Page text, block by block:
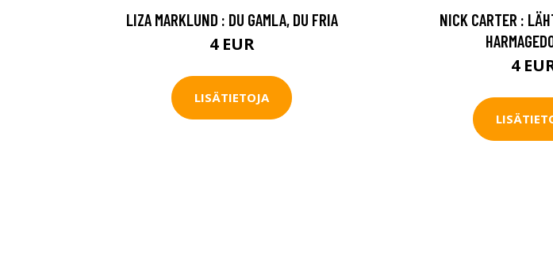
LIZA MARKLUND : DU GAMLA, DU FRIA
4 EUR
LISÄTIETOJA
NICK CARTER :
4